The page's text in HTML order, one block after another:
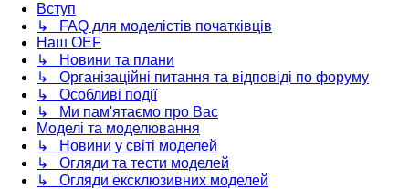
Вступ
↳ FAQ для моделістів початківців
Наш OEF
↳ Новини та плани
↳ Організаційні питання та відповіді по форуму
↳ Особливі події
↳ Ми пам'ятаємо про Вас
Моделі та моделювання
↳ Новини у світі моделей
↳ Огляди та тести моделей
↳ Огляди ексклюзивних моделей